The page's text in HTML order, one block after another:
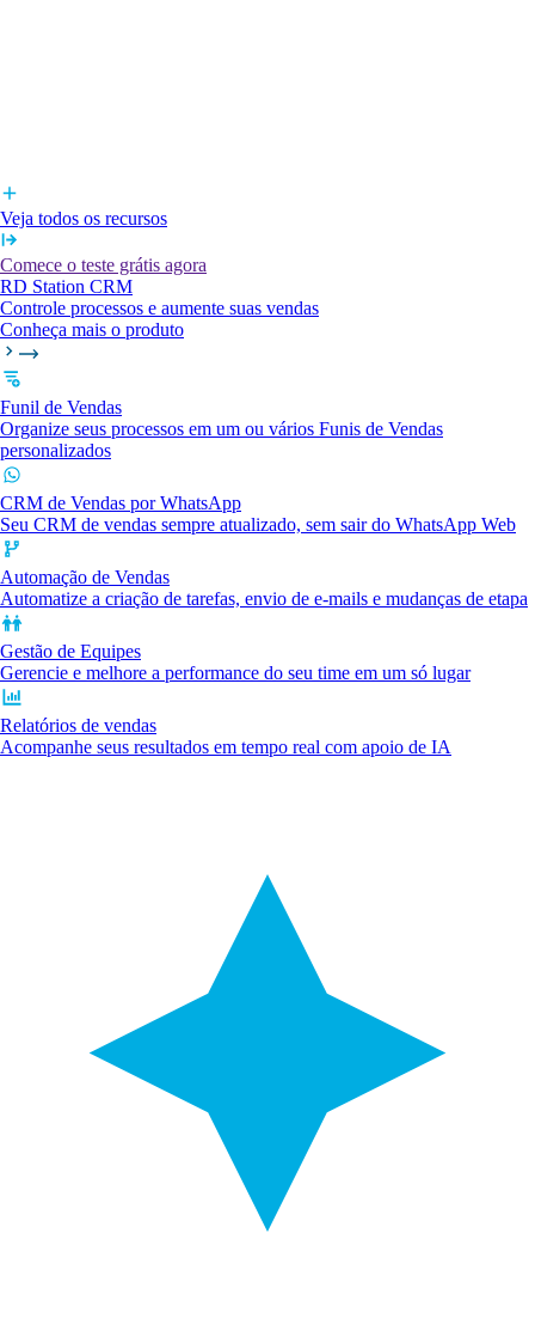
Veja todos os recursos
Comece o teste grátis agora
RD Station CRM
Controle processos e aumente suas vendas
Conheça mais o produto
Funil de Vendas
Organize seus processos em um ou vários Funis de Vendas
personalizados
CRM de Vendas por WhatsApp
Seu CRM de vendas sempre atualizado, sem sair do WhatsApp Web
Automação de Vendas
Automatize a criação de tarefas, envio de e-mails e mudanças de etapa
Gestão de Equipes
Gerencie e melhore a performance do seu time em um só lugar
Relatórios de vendas
Acompanhe seus resultados em tempo real com apoio de IA